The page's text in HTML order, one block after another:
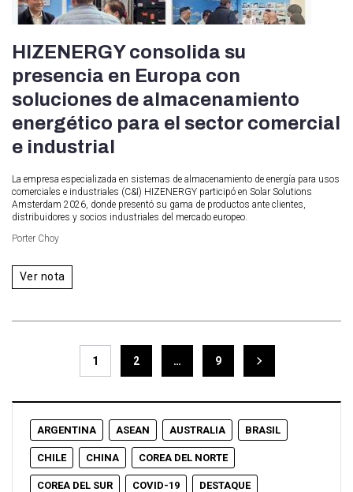
HIZENERGY consolida su
presencia en Europa con
soluciones de almacenamiento
energético para el sector comercial
e industrial
La empresa especializada en sistemas de almacenamiento de energía para usos
comerciales e industriales (C&I) HIZENERGY participó en Solar Solutions
Amsterdam 2026, donde presentó su gama de productos ante clientes,
distribuidores y socios industriales del mercado europeo.
Porter Choy
Ver nota
1 2 … 9
ARGENTINA ASEAN AUSTRALIA BRASIL
CHILE CHINA COREA DEL NORTE
COREA DEL SUR COVID-19 DESTAQUE